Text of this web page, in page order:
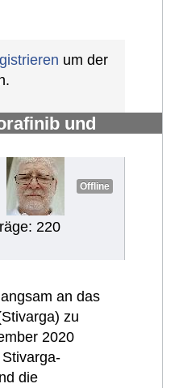
um der
und
Offline
220
an das
zu
2020
die